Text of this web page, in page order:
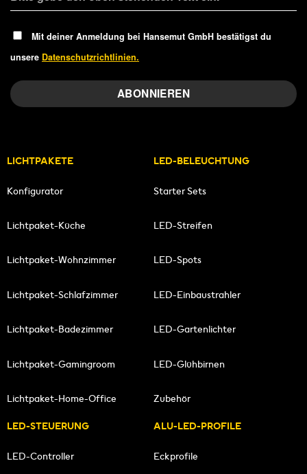
Mit deiner Anmeldung bei Hansemut GmbH bestätigst du
unsere Datenschutzrichtlinien.
LICHTPAKETE
Konfigurator
Lichtpaket-Küche
Lichtpaket-Wohnzimmer
Lichtpaket-Schlafzimmer
Lichtpaket-Badezimmer
Lichtpaket-Gamingroom
Lichtpaket-Home-Office
LED-BELEUCHTUNG
Starter Sets
LED-Streifen
LED-Spots
LED-Einbaustrahler
LED-Gartenlichter
LED-Glühbirnen
Zubehör
LED-STEUERUNG
LED-Controller
ALU-LED-PROFILE
Eckprofile